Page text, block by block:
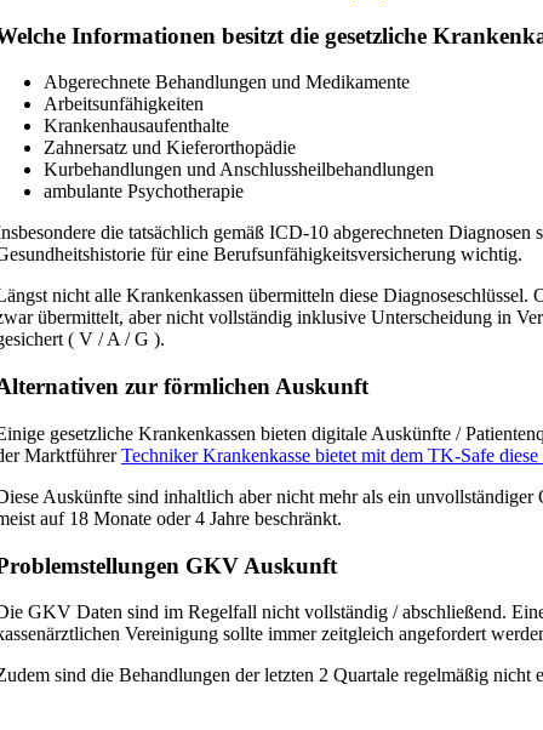
Informationen besitzt die gesetzliche
Abgerechnete Behandlungen und Medikamente
Arbeitsunfähigkeiten
Krankenhausaufenthalte
Zahnersatz und Kieferorthopädie
Kurbehandlungen und Anschlussheilbehandlungen
ambulante Psychotherapie
die tatsächlich gemäß ICD-10 abgerechneten
für eine Berufsunfähigkeitsversicherung wichtig.
nicht alle Krankenkassen übermitteln diese Diagnoseschlüssel.
übermittelt, aber nicht vollständig inklusive Unterscheidung in
( V / A / G ).
zur förmlichen Auskunft
gesetzliche Krankenkassen bieten digitale Auskünfte /
MarktführerTechniker Krankenkasse bietet mit dem TK-Safe
Auskünfte sind inhaltlich aber nicht mehr als ein
auf 18 Monate oder 4 Jahre beschränkt.
GKV Auskunft
GKV Daten sind im Regelfall nicht vollständig / abschließend.
Vereinigung sollte immer zeitgleich angefordert
sind die Behandlungen der letzten 2 Quartale regelmäßig nicht